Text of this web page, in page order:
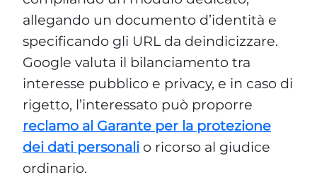
allegando un documento d’identità e
specificando gli URL da deindicizzare.
Google valuta il bilanciamento tra
interesse pubblico e privacy, e in caso di
rigetto, l’interessato può proporre
reclamo al Garante per la protezione
dei dati personali o ricorso al giudice
ordinario.